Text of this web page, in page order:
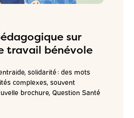
sur
travail bénévole
solidarité : des mots
complexes, souvent
brochure, Question Santé